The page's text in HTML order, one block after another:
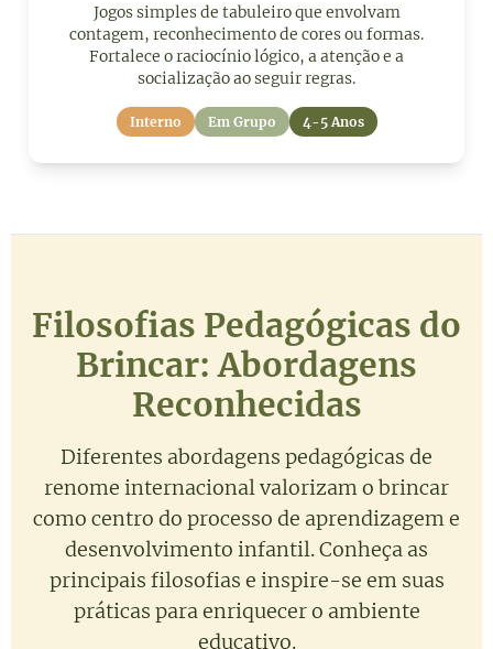
Jogos simples de tabuleiro que envolvam
contagem, reconhecimento de cores ou formas.
Fortalece o raciocínio lógico, a atenção e a
socialização ao seguir regras.
Interno Em Grupo 4-5 Anos
Filosofias Pedagógicas do
Brincar: Abordagens
Reconhecidas
Diferentes abordagens pedagógicas de
renome internacional valorizam o brincar
como centro do processo de aprendizagem e
desenvolvimento infantil. Conheça as
principais filosofias e inspire-se em suas
práticas para enriquecer o ambiente
educativo.